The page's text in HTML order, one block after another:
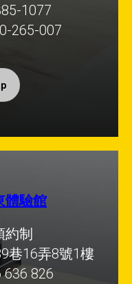
1077
265-007
體驗館
制
巷16弄8號1樓
636 826